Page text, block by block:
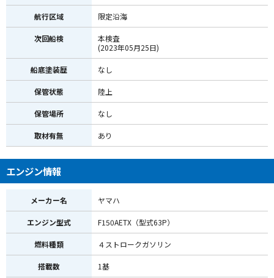
航行区域 限定沿海
次回船検
本検査
(2023年05月25日)
船底塗装歴 なし
保管状態 陸上
保管場所 なし
取材有無 あり
エンジン情報
メーカー名 ヤマハ
エンジン型式 F150AETX（型式63P）
燃料種類 ４ストロークガソリン
搭載数 1基